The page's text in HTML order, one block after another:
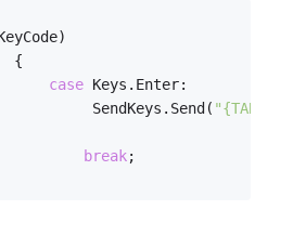
{
case Keys.Enter:
SendKeys.Send(
"{TAB}"
break;